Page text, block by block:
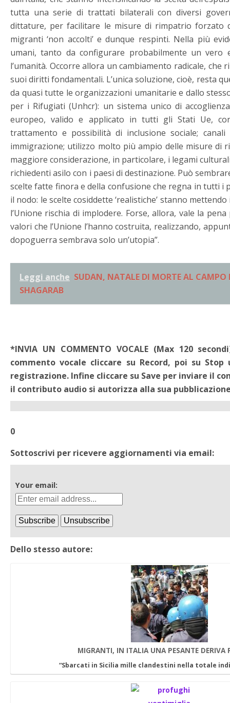
tutta una serie di trattati bilaterali con diversi
dittature, per facilitare le misure di rimpatrio forzato
migranti ‘non accolti’ e dunque respinti. Nella più
umani, tanto da configurare probabilmente un vero
l’umanità. Occorre allora un cambiamento radicale, che
suoi diritti fondamentali. L’unica soluzione, cioè, resta
da quasi tutte le organizzazioni umanitarie e dallo
per i Rifugiati (Unhcr): un sistema unico di
europeo, valido e applicato in tutti gli Stati Ue,
trattamento e possibilità di inclusione sociale;
immigrazione; utilizzo molto più ampio delle misure di
maggiore considerazione, in particolare, i legami
richiedenti asilo con i paesi di destinazione. Può
scelte fatte finora e della confusione che regna in tutti i
il nodo: le scelte cosiddette ‘realistiche’ stanno
l’Unione rischia di implodere. Forse, allora, vale la
valori che l’Unione l’hanno costruita, realizzando,
dopoguerra sembrava solo un’utopia”.
Leggi anche SUDAN, NATALE DI MORTE AL CAMPO
SHAGARAB
*INVIA UN COMMENTO VOCALE (Max 120
commento vocale cliccare su Record, poi su
registrazione. Infine cliccare su Save per inviare il
il contributo audio si autorizza alla sua
0
Sottoscrivi per ricevere aggiornamenti via email:
Your email:
Dello stesso autore:
MIGRANTI, IN ITALIA UNA PESANTE DERIVA
“Sbarcati in Sicilia mille clandestini nella totale